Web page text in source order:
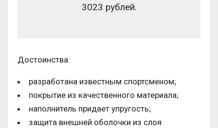
3023 рублей.
Достоинства:
разработана известным спортсменом;
покрытие из качественного материала;
наполнитель придает упругость;
защита внешней оболочки из слоя